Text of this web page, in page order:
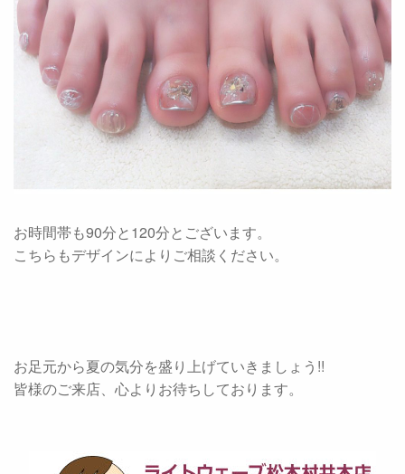
お時間帯も90分と120分とございます。
こちらもデザインによりご相談ください。
お足元から夏の気分を盛り上げていきましょう!!
皆様のご来店、心よりお待ちしております。